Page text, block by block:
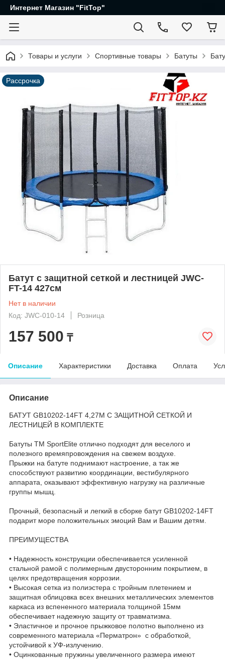
Интернет Магазин "FitTop"
Товары и услуги Спортивные товары Батуты
Рассрочка
Батут с защитной сеткой и лестницей JWC-
FT-14 427см
Нет в наличии
Код: JWC-010-14
Розница
157 500 ₸
Описание Характеристики Доставка Оплата
Описание
БАТУТ GB10202-14FT 4,27М С ЗАЩИТНОЙ СЕТКОЙ И
ЛЕСТНИЦЕЙ В КОМПЛЕКТЕ
Батуты ТМ SportElite отлично подходят для веселого и
полезного времяпровождения на свежем воздухе.
Прыжки на батуте поднимают настроение, а так же
способствуют развитию координации, вестибулярного
аппарата, оказывают эффективную нагрузку на различные
группы мышц.
Прочный, безопасный и легкий в сборке батут GB10202-14FT
подарит море положительных эмоций Вам и Вашим детям.
ПРЕИМУЩЕСТВА
• Надежность конструкции обеспечивается усиленной
стальной рамой с полимерным двусторонним покрытием, в
целях предотвращения коррозии.
• Высокая сетка из полиэстера с тройным плетением и
защитная облицовка всех внешних металлических элементов
каркаса из вспененного материала толщиной 15мм
обеспечивает надежную защиту от травматизма.
• Эластичное и прочное прыжковое полотно выполнено из
современного материала «Перматрон» с обработкой,
устойчивой к УФ-излучению.
• Оцинкованные пружины увеличенного размера имеют